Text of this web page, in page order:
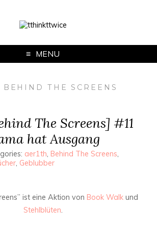
MENU
BEHIND THE SCREENS
The Screens] #11
hat Ausgang
aer1th, Behind The Screens,
, Geblubber
ist eine Aktion von Book Walk und
Stehlblüten.